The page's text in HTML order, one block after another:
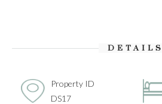
DETAILS
Property ID
DS17